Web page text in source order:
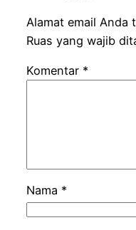
Alamat email Anda
Ruas yang wajib
Komentar *
Nama *